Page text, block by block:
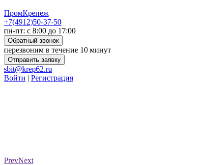
ПромКрепеж
+7(4912)50-37-50
пн-пт: с 8:00 до 17:00
Обратный звонок
перезвоним в течение 10 минут
Отправить заявку
sbit@krep62.ru
Войти | Регистрация
PrevNext